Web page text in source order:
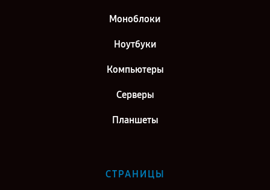
Моноблоки
Ноутбуки
Компьютеры
Серверы
Планшеты
СТРАНИЦЫ